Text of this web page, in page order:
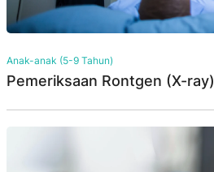
Anak-anak (5-9 Tahun)
Pemeriksaan Rontgen (X-ray)